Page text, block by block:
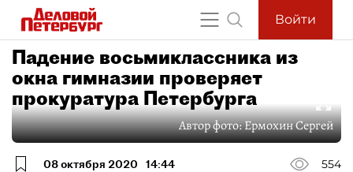
Войти
Падение восьмиклассника из
окна гимназии проверяет
прокуратура Петербурга
Автор фото:Ермохин Сергей
08 октября 2020 14:44
554